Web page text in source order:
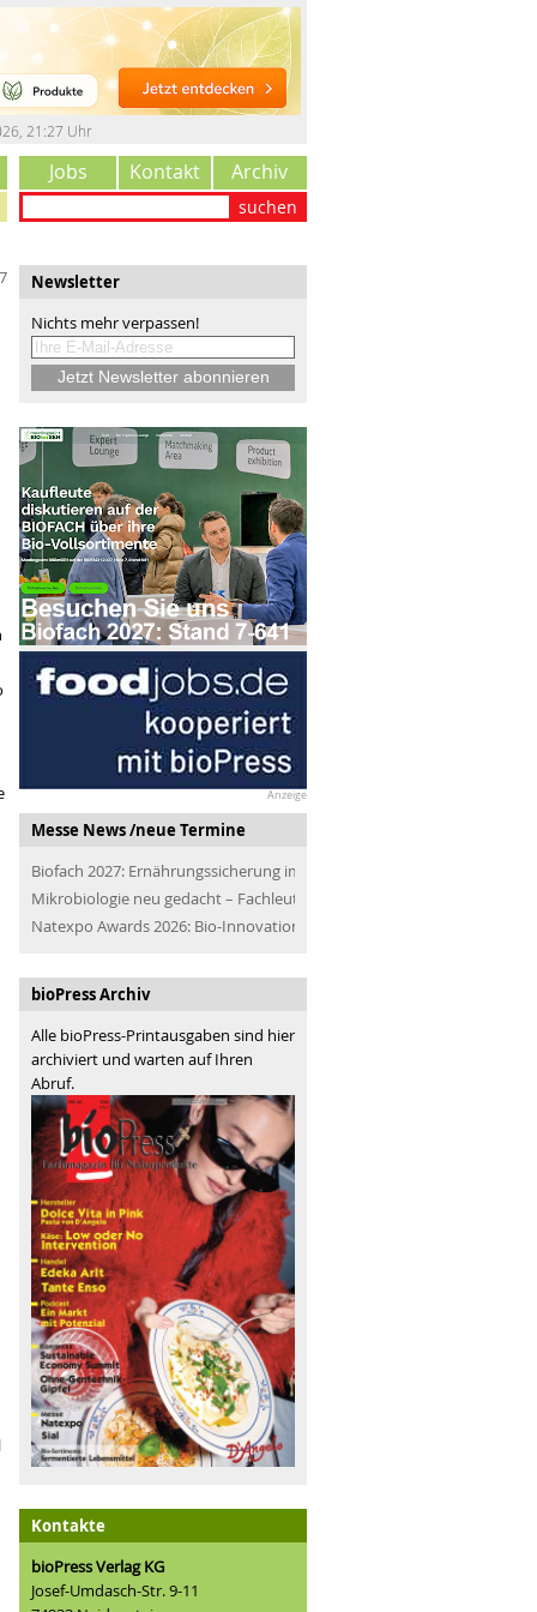
21:27 Uhr
Jobs Kontakt Archiv
suchen
Newsletter
Nichts mehr verpassen!
Anzeige
Messe News /neue Termine
Biofach 2027: Ernährungssicherung im Blick
Mikrobiologie neu gedacht – Fachleute der Branche treffen
Natexpo Awards 2026: Bio-Innovationen für alle
bioPress Archiv
Alle bioPress-Printausgaben sind hier
archiviert und warten auf Ihren
Abruf.
Kontakte
bioPress Verlag KG
Josef-Umdasch-Str. 9-11